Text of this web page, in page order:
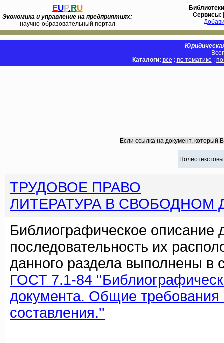
EUP.RU
Экономика и управление на предприятиях:
научно-образовательный портал
Библиотеки
Сервисы:
Каталоги: все : по тематике :
Если ссылка на документ, который
ТРУДОВОЕ ПРАВО
ЛИТЕРАТУРА В СВОБОДНОМ
Библиографическое описание
последовательность их
данного раздела выполнены в
ГОСТ 7.1-84
документа. Общие требования
составления.''